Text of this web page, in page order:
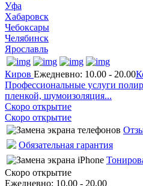
Уфа
Хабаровск
Чебоксары
Челябинск
Ярославль
Киров Ежедневно: 10.00 - 20.00
Профессиональные услуги
пленкой, шумоизоляция...
Скоро открытие
Скоро открытие
Обязательная гарантия
Скоро открытие
Ежедневно: 10.00 - 20.00